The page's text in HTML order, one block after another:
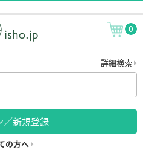
0
詳細検索
／新規登録
の方へ